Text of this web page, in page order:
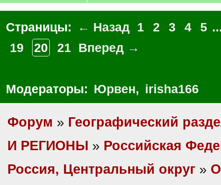
Страницы: ← Назад 1 2 3 4 5
19
20 21 Вперед →
Модераторы: Юрвен, irisha166
Форум » Географический
И РЕГИОНЫ » Российская
Россия, Центральный округ »